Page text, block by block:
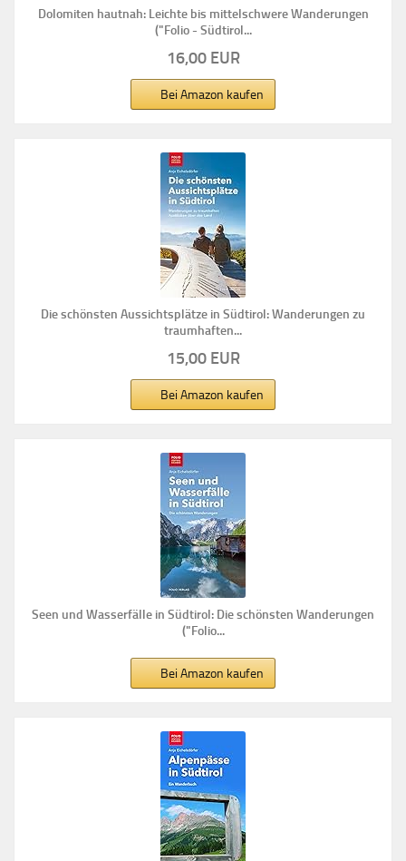
Dolomiten hautnah: Leichte bis mittelschwere Wanderungen
("Folio - Südtirol...
16,00 EUR
Bei Amazon kaufen
Die schönsten Aussichtsplätze in Südtirol: Wanderungen zu
traumhaften...
15,00 EUR
Bei Amazon kaufen
Seen und Wasserfälle in Südtirol: Die schönsten Wanderungen
("Folio...
Bei Amazon kaufen